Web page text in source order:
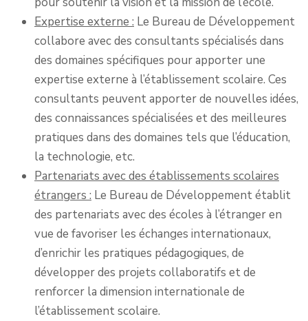
Expertise externe : Le Bureau de Développement
collabore avec des consultants spécialisés dans
des domaines spécifiques pour apporter une
expertise externe à l’établissement scolaire. Ces
consultants peuvent apporter de nouvelles idées,
des connaissances spécialisées et des meilleures
pratiques dans des domaines tels que l’éducation,
la technologie, etc.
Partenariats avec des établissements scolaires
étrangers : Le Bureau de Développement établit
des partenariats avec des écoles à l’étranger en
vue de favoriser les échanges internationaux,
d’enrichir les pratiques pédagogiques, de
développer des projets collaboratifs et de
renforcer la dimension internationale de
l’établissement scolaire.